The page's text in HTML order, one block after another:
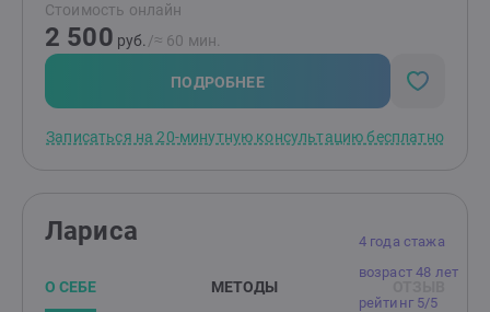
шаттл №3 «Искусство быть в отношениях»
(Московский Гештальт Институт) (28 часов)- Курс
«Гештальт. Вторая ступень» (прохожу в настоящее
время)- Два тренинга "Динамическая группа в
рамках Интегративной групповой терапии" (25 часов
Стоимость онлайн
2 500 руб. /≈ 60 мин.
ПОДРОБНЕЕ
Записаться на 20-минутную консультацию бесплатно
4 года стажа
возраст 48 лет
рейтинг 5/5
Лариса
О СЕБЕ МЕТОДЫ